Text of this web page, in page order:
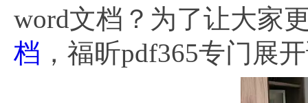
word文档？为了让大家
档 ，福昕pdf365专门展